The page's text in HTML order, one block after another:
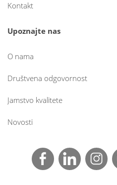
Kontakt
Upoznajte nas
O nama
Društvena odgovornost
Jamstvo kvalitete
Novosti